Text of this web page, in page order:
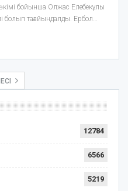
бойынша Олжас Елебекұлы
тағайындалды. Ербол…
12784
6566
5219